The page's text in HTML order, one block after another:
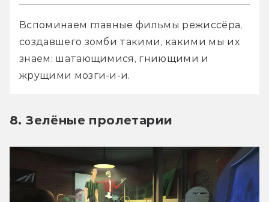
Вспоминаем главные фильмы режиссёра,
создавшего зомби такими, какими мы их
знаем: шатающимися, гниющими и
жрущими мозги-и-и.
8. Зелёные пролетарии